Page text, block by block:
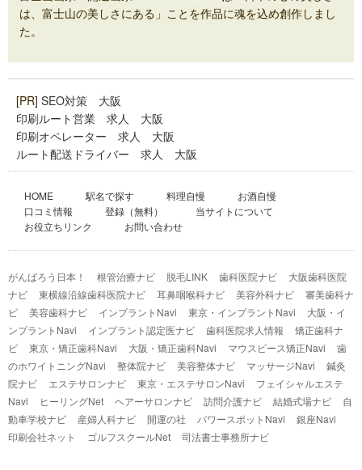
は、富士山の美しさにある」ことを作品に魂を込め創作しまし
た。
[PR] SEO対策 大阪
印刷ルート営業 求人 大阪
印刷オペレーター 求人 大阪
ルート配送ドライバー 求人 大阪
HOME 駅名で探す 料理自慢
お酒自慢
口コミ情報
登録（無料）
当サイトについて
お役立ちリンク
お問い合わせ
がんばろう日本！ 根管治療ナビ 脱毛LINK 歯科医院ナビ
大阪歯科医院
ナビ
東横線沿線歯科医院ナビ 耳鼻咽喉科ナビ 美容外科ナビ
審美歯科ナ
ビ
美容歯科ナビ インプラントNavi 東京・インプラントNavi
大阪・イ
ンプラントNavi
インプラント認定医ナビ 歯科医院求人情報
矯正歯科ナ
ビ
東京・矯正歯科Navi 大阪・矯正歯科Navi マウスピース矯正Navi
歯
のホワイトニングNavi
整体院ナビ 美容整体ナビ マッサージNavi
鍼灸
院ナビ
エステサロンナビ 東京・エステサロンNavi
フェイシャルエステ
Navi
ヒーリングNet ヘアーサロンナビ 訪問介護ナビ 結婚式場ナビ
自
動車学校ナビ
産婦人科ナビ 開運の社 パワースポットNavi
銀座Navi
印刷会社ネット
ゴルフスクールNet 司法書士事務所ナビ